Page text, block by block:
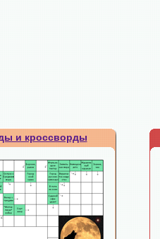
и кроссворды